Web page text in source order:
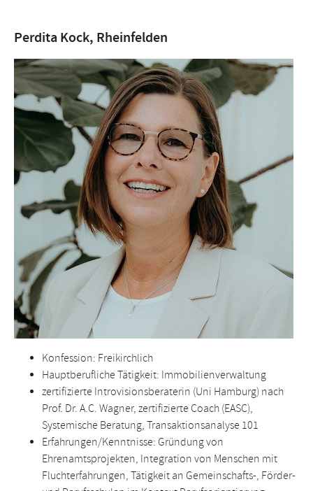
Perdita Kock, Rheinfelden
Konfession: Freikirchlich
Hauptberufliche Tätigkeit: Immobilienverwaltung
zertifizierte Introvisionsberaterin (Uni Hamburg) nach
Prof. Dr. A.C. Wagner, zertifizierte Coach (EASC),
Systemische Beratung, Transaktionsanalyse 101
Erfahrungen/Kenntnisse: Gründung von
Ehrenamtsprojekten, Integration von Menschen mit
Fluchterfahrungen, Tätigkeit an Gemeinschafts-, Förder-